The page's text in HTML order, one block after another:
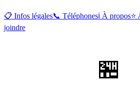
📋 Infos légales📞 Téléphonesℹ️ À propos⭐
joindre
🏪